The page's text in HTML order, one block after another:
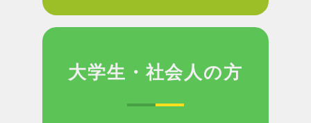
大学生・社会人の方